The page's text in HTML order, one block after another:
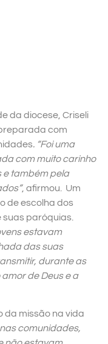
da diocese, Criseli
com
. “Foi uma
com muito carinho
e também pela
, afirmou. Um
de escolha dos
paróquias.
estavam
das suas
durante as
de Deus e a
da missão na vida
comunidades,